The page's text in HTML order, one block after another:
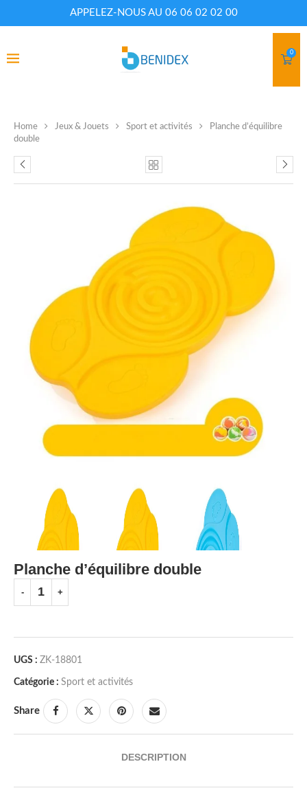
APPELEZ-NOUS AU 06 06 02 02 00
0
Home Jeux & Jouets Sport et activités
Planche d’équilibre
double
Planche d’équilibre double
UGS : ZK-18801
Catégorie : Sport et activités
Share
DESCRIPTION